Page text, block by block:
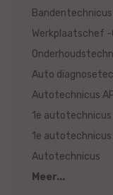
Bandentechnicus
Werkplaatschef
Auto
Autotechnicus
1e autotechnicus
1e autotechnicus
Autotechnicus
Meer...